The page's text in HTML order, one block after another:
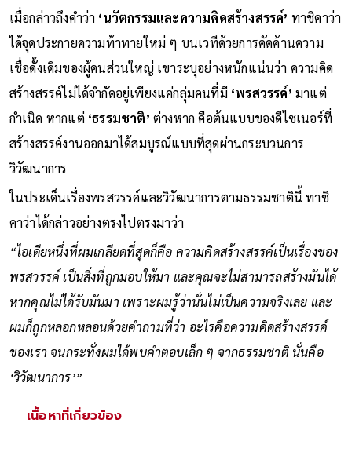
เมื่อกล่าวถึงคำว่า ‘นวัตกรรมและความคิดสร้างสรรค์’ ทาชิคาว่า
ได้จุดประกายความท้าทายใหม่ ๆ บนเวทีด้วยการคัดค้านความ
เชื่อดั้งเดิมของผู้คนส่วนใหญ่ เขาระบุอย่างหนักแน่นว่า ความคิด
สร้างสรรค์ไม่ได้จำกัดอยู่เพียงแค่กลุ่มคนที่มี ‘พรสวรรค์’มาแต่
กำเนิด หากแต่ ‘ธรรมชาติ’ ต่างหาก คือต้นแบบของดีไซเนอร์ที่
สร้างสรรค์งานออกมาได้สมบูรณ์แบบที่สุดผ่านกระบวนการ
วิวัฒนาการ
ในประเด็นเรื่องพรสวรรค์และวิวัฒนาการตามธรรมชาตินี้ ทาชิ
คาว่าได้กล่าวอย่างตรงไปตรงมาว่า
“ไอเดียหนึ่งที่ผมเกลียดที่สุดก็คือ ความคิดสร้างสรรค์เป็นเรื่องของ
พรสวรรค์ เป็นสิ่งที่ถูกมอบให้มา และคุณจะไม่สามารถสร้างมันได้
หากคุณไม่ได้รับมันมา เพราะผมรู้ว่านั่นไม่เป็นความจริงเลย และ
ผมก็ถูกหลอกหลอนด้วยคำถามที่ว่า อะไรคือความคิดสร้างสรรค์
ของเรา จนกระทั่งผมได้พบคำตอบเล็ก ๆ จากธรรมชาติ นั่นคือ
‘วิวัฒนาการ’”
เนื้อหาที่เกี่ยวข้อง